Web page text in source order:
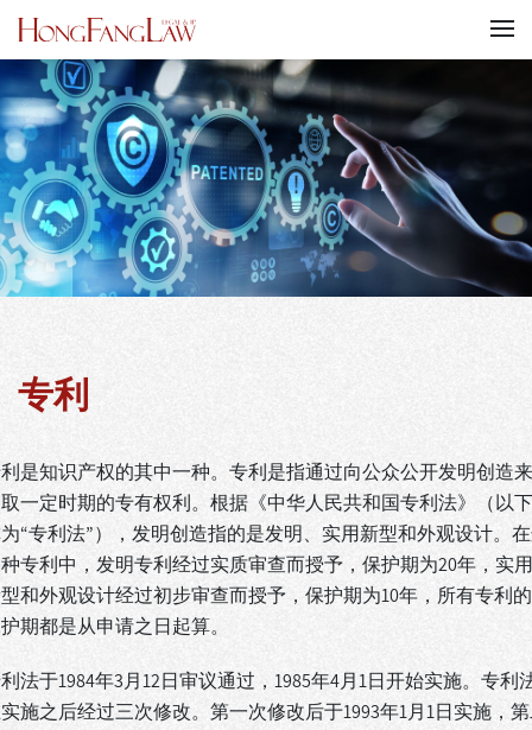
专利
是知识产权的其中一种。专利是指通过向公众公开发明创造来
一定时期的专有权利。根据《中华人民共和国专利法》（以下
“专利法”），发明创造指的是发明、实用新型和外观设计。
专利中，发明专利经过实质审查而授予，保护期为20年，实用
和外观设计经过初步审查而授予，保护期为10年，所有专利的
期都是从申请之日起算。
法于1984年3月12日审议通过，1985年4月1日开始实施。专利
施之后经过三次修改。第一次修改后于1993年1月1日实施，